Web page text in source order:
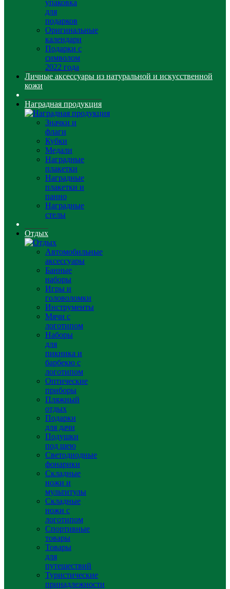
упаковка
для
подарков
Оригинальные
календари
Подарки с
символом
2022 года
Личные аксессуары из натуральной и искусственной
кожи
Наградная продукция
Значки и
флаги
Кубки
Медали
Наградные
плакетки
Наградные
плакетки и
панно
Наградные
стелы
Отдых
Автомобильные
аксессуары
Банные
наборы
Игры и
головоломки
Инструменты
Мячи с
логотипом
Наборы
для
пикника и
барбекю с
логотипом
Оптические
приборы
Пляжный
отдых
Подарки
для дачи
Подушки
под шею
Светодиодные
фонарики
Складные
ножи и
мультитулы
Складные
ножи с
логотипом
Спортивные
товары
Товары
для
путешествий
Туристические
принадлежности